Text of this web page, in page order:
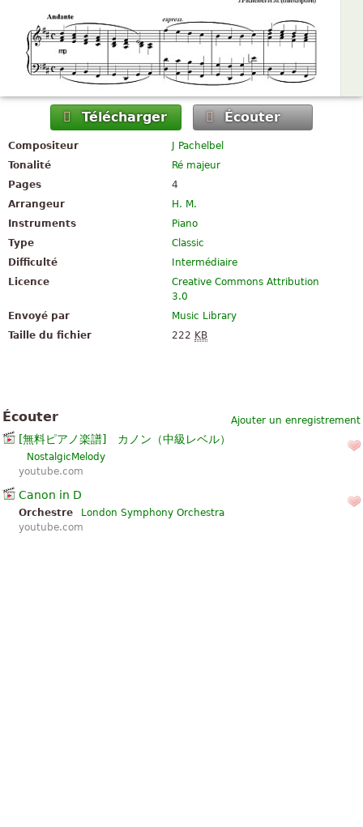
Télécharger Écouter
Compositeur
J Pachelbel
Tonalité
Ré majeur
Pages
4
Arrangeur
H. M.
Instruments
Piano
Type
Classic
Difficulté
Intermédiaire
Licence
Creative Commons Attribution
3.0
Envoyé par
Music Library
Taille du fichier
222 KB
Ajouter un enregistrement
Écouter
[無料ピアノ楽譜] カノン（中級レベル）
NostalgicMelody
youtube.com
Canon in D
Orchestre
London Symphony Orchestra
youtube.com